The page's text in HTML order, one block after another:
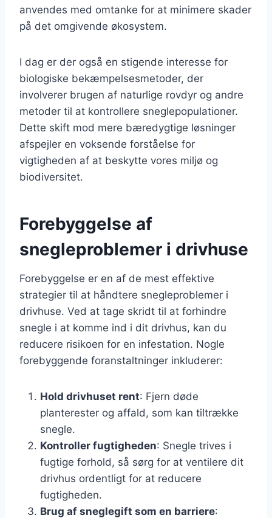
anvendes med omtanke for at minimere skader
på det omgivende økosystem.
I dag er der også en stigende interesse for
biologiske bekæmpelsesmetoder, der
involverer brugen af naturlige rovdyr og andre
metoder til at kontrollere sneglepopulationer.
Dette skift mod mere bæredygtige løsninger
afspejler en voksende forståelse for
vigtigheden af at beskytte vores miljø og
biodiversitet.
Forebyggelse af
snegleproblemer i drivhuse
Forebyggelse er en af de mest effektive
strategier til at håndtere snegleproblemer i
drivhuse. Ved at tage skridt til at forhindre
snegle i at komme ind i dit drivhus, kan du
reducere risikoen for en infestation. Nogle
forebyggende foranstaltninger inkluderer:
Hold drivhuset rent: Fjern døde
planterester og affald, som kan tiltrække
snegle.
Kontroller fugtigheden: Snegle trives i
fugtige forhold, så sørg for at ventilere dit
drivhus ordentligt for at reducere
fugtigheden.
Brug af sneglegift som en barriere: